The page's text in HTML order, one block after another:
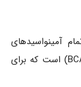
آمینواسیدهای
ضروری از جمله لوسین، ایزولوسین و والین (BCAA) است که برای